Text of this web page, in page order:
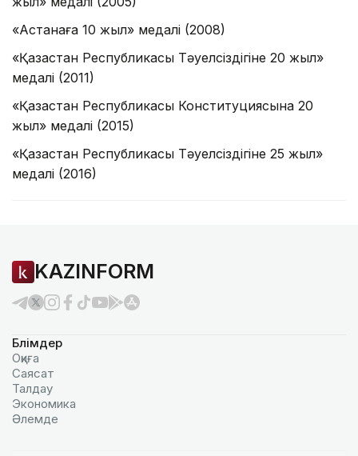
«Астанаға 10 жыл» медалі (2008)
«Қазақстан Республикасы Тәуелсіздігіне 20 жыл»
медалі (2011)
«Қазақстан Республикасы Конституциясына 20
жыл» медалі (2015)
«Қазақстан Республикасы Тәуелсіздігіне 25 жыл»
медалі (2016)
KAZINFORM
Бөлімдер
Оқиға
Саясат
Талдау
Экономика
Әлемде